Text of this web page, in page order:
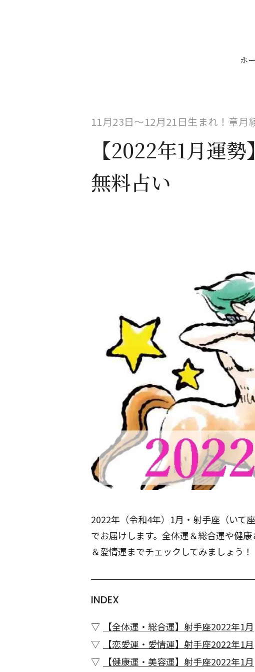
ホ
11月23日〜12月21日生まれ！章月
【2022年1月運
無料占い
2022年（令和4年）1月・射手座（いて
でお届けします。全体運＆総合運や健
＆愛情運までチェックしてみましょう！
INDEX
【全体運・総合運】射手座2022年1月
【恋愛運・愛情運】射手座2022年1月
【健康運・美容運】射手座2022年1月